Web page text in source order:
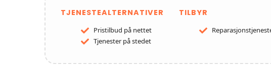
TJENESTEALTERNATIVER
Pristilbud på nettet
Tjenester på stedet
TILBYR